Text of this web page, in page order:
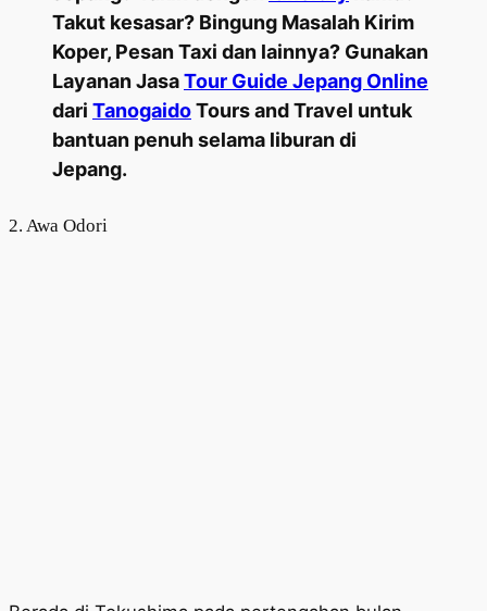
Takut kesasar? Bingung Masalah Kirim
Koper, Pesan Taxi dan lainnya? Gunakan
Layanan JasaTour Guide Jepang Online
dari TanogaidoTours and Travel untuk
bantuan penuh selama liburan di
Jepang.
2. Awa Odori